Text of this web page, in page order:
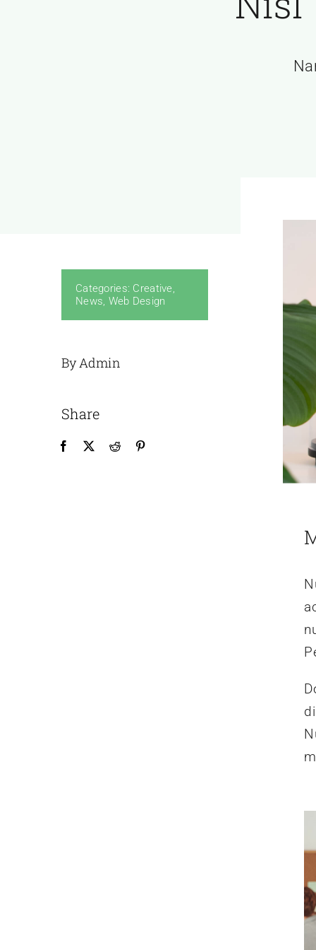
Categories: Creative,
News, Web Design
By Admin
Share